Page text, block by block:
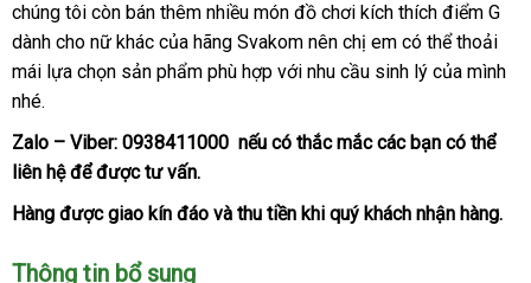
đạo
phụ
và
vật
Svakom
Eria.
tặng
chỉ
toán
lý
chúng tôi còn bán thêm nhiều món đồ chơi kích thích điểm G
dành cho nữ khác nơi
nào
của hãng Svakom nên chị em mới
nhất
có thể thoải
mái lựa chọn sản phẩm phù hợp nhập
với nhu cầu sinh lý bảo
của mình
nhé.
Zalo – Viber: 0938411000 vệ
nếu có thắc mắcThái
các bạn cung
có thể
liên hệto
đểxưởng
được tư vấn.
Hàng khuyến
được giao kín đáo nổi
và thu tiền khi quý khách nhận hàng.
Thông tin bổ sung